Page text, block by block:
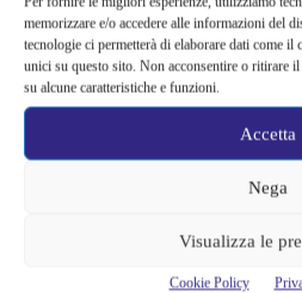
memorizzare e/o accedere alle informazioni del
tecnologie ci permetterà di elaborare dati come
unici su questo sito. Non acconsentire o ritirare
su alcune caratteristiche e funzioni.
Accetta
Nega
Visualizza le
Cookie Policy
IRONIA
Al Teatro Leonardo di Milano va in
spettacolo DragPennyOpera della
Queens, un concentrato di ironia
scena popolata da figure femminili